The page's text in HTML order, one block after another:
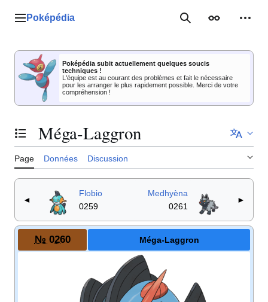
Menu principal
Poképédia RechercherApparence
Poképédia subit actuellement quelques soucis
techniques !
L'équipe est au courant des problèmes et fait le nécessaire
pour les arranger le plus rapidement possible. Merci de votre
compréhension !
Basculer la table des matières
Méga-Laggron
Page Données Discussion
◄
Flobio
0259
Medhyèna
0261
►
№ 0260 Méga-Laggron